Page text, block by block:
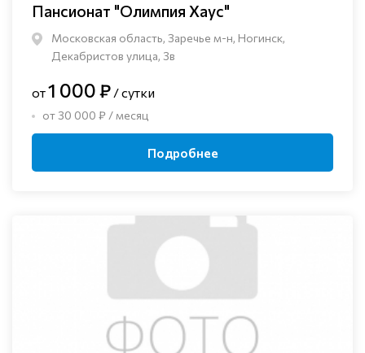
Пансионат "Олимпия Хаус"
Московская область, Заречье м-н, Ногинск, ​
Декабристов улица, 3в
от1 000 ₽ / сутки
от 30 000 ₽ / месяц
Подробнее